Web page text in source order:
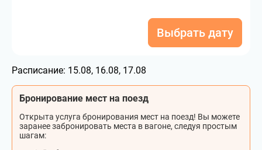
Выбрать дату
Расписание: 15.08, 16.08, 17.08
Бронирование мест на поезд
Открыта услуга бронирования мест на поезд! Вы можете
заранее забронировать места в вагоне, следуя простым
шагам: